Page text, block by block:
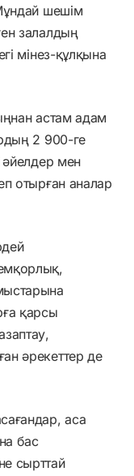
шешім
залалдың
мінез-құлқына
астам адам
2 900-ге
әйелдер мен
отырған аналар
қарсы
әрекеттер де
аса
бас
сырттай